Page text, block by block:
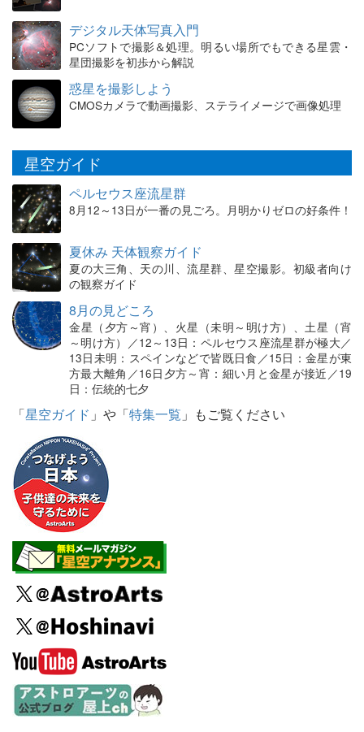
デジタル天体写真入門
PCソフトで撮影＆処理。明るい場所でもできる星雲・
星団撮影を初歩から解説
惑星を撮影しよう
CMOSカメラで動画撮影、ステライメージで画像処理
星空ガイド
ペルセウス座流星群
8月12～13日が一番の見ごろ。月明かりゼロの好条件！
夏休み 天体観察ガイド
夏の大三角、天の川、流星群、星空撮影。初級者向け
の観察ガイド
8月の見どころ
金星（夕方～宵）、火星（未明～明け方）、土星（宵
～明け方）／12～13日：ペルセウス座流星群が極大／
13日未明：スペインなどで皆既日食／15日：金星が東
方最大離角／16日夕方～宵：細い月と金星が接近／19
日：伝統的七夕
「星空ガイド 」や「特集一覧 」もご覧ください